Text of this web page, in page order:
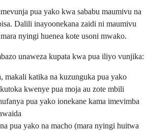
pua yako kwa sababu maumivu na
Dalili inayoonekana zaidi ni maumivu
nyingi huenea kote usoni mwako.
unaweza kupata kwa pua iliyo vunjika:
makali katika na kuzunguka pua yako
kwenye pua moja au zote mbili
pua yako ionekane kama imevimba
pua yako na macho (mara nyingi huitwa